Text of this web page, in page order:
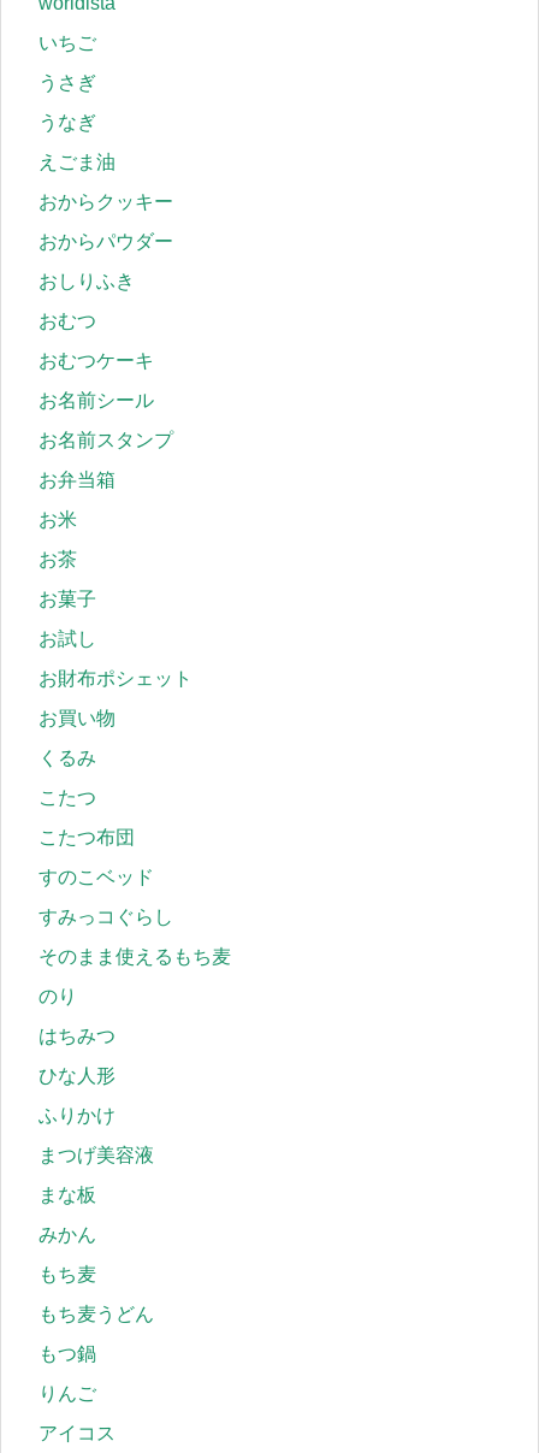
いちご
うさぎ
うなぎ
えごま油
おからクッキー
おからパウダー
おしりふき
おむつ
おむつケーキ
お名前シール
お名前スタンプ
お弁当箱
お米
お茶
お菓子
お試し
お財布ポシェット
お買い物
くるみ
こたつ
こたつ布団
すのこベッド
すみっコぐらし
そのまま使えるもち麦
のり
はちみつ
ひな人形
ふりかけ
まつげ美容液
まな板
みかん
もち麦
もち麦うどん
もつ鍋
りんご
アイコス